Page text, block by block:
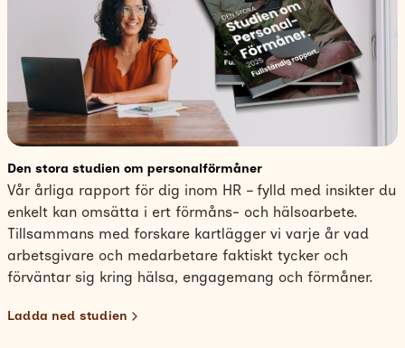
Den stora studien om personalförmåner
Vår årliga rapport för dig inom HR – fylld med insikter du
enkelt kan omsätta i ert förmåns- och hälsoarbete.
Tillsammans med forskare kartlägger vi varje år vad
arbetsgivare och medarbetare faktiskt tycker och
förväntar sig kring hälsa, engagemang och förmåner.
Ladda ned studien